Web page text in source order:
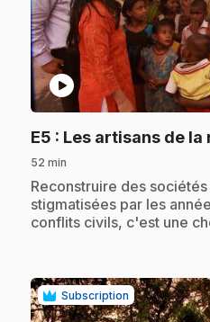
play_circle
E5 : Les artisans de
52 min
.Reconstruire des
stigmatisées par les
conflits civils, c'est une
Subscription